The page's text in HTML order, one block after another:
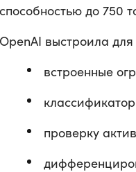
способностью до 750
OpenAI выстроила
встроенные
проверку